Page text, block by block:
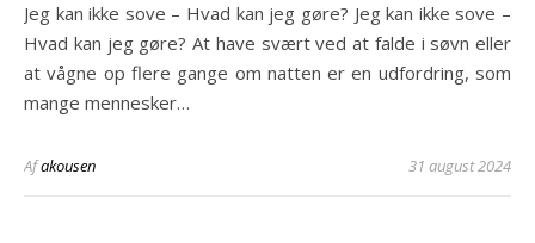
Jeg kan ikke sove – Hvad kan jeg gøre? Jeg kan ikke sove –
Hvad kan jeg gøre? At have svært ved at falde i søvn eller
at vågne op flere gange om natten er en udfordring, som
mange mennesker…
Afakousen 31 august 2024